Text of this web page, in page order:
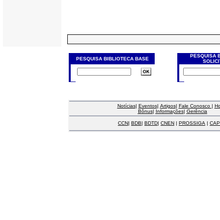
PESQUISA BIBLIOTECA BASE
PESQUISA
Notícias| Eventos| Artigos| Fale Conosco |
Bônus| Informações| Gerência
CCN| BDB| BDTD| CNEN | PROSSIGA |